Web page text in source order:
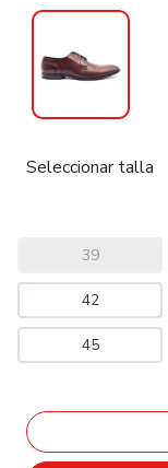
Seleccionar talla
39
42
45